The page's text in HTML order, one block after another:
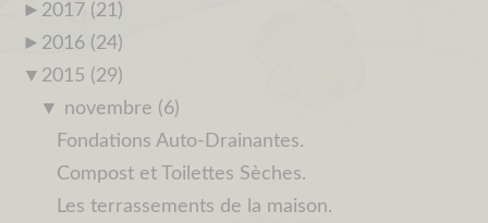
► 2017 (21)
► 2016 (24)
▼ 2015 (29)
▼ novembre (6)
Fondations Auto-Drainantes.
Compost et Toilettes Sèches.
Les terrassements de la maison.